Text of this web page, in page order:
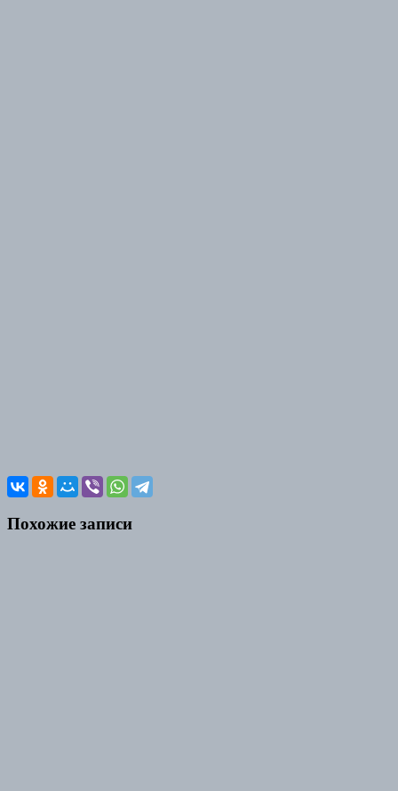
Похожие записи